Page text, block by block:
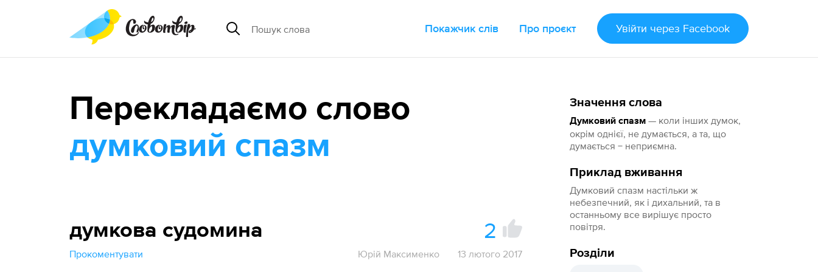
Покажчик слів Про проєкт Увійти через Facebook
Значення слова
Думковий спазм — коли інших думок,
окрім однієї, не думається, а та, що
думається − неприємна.
Приклад вживання
Думковий спазм настільки ж
небезпечний, як і дихальний, та в
останньому все вирішує просто
повітря.
Розділи
Перекладаємо слово
думковий спазм
думкова судомина 2
Прокоментувати Юрій Максименко 13 лютого 2017